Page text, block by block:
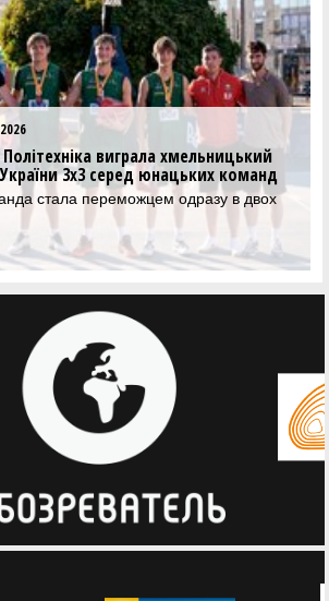
двох
Баскетбол 3х3
Дмитро Липовцев: Для
домашньому етапі GGBET
справа честі
четвертого етапу турніру